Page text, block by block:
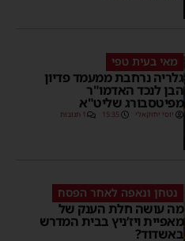
מאי בעית טפי
גלריה נרחבת ממעמד פדיון
הבן לנכד האדמו"ר
מפיטסבורג שליט"א
יוסי יחזקאלי 15:35 1 תגובות
נטחן ונאפה לאחר הפסח
מה עושה חלת הענק של
מאפיית ויז’ניץ בבית המדרש
באשדוד?